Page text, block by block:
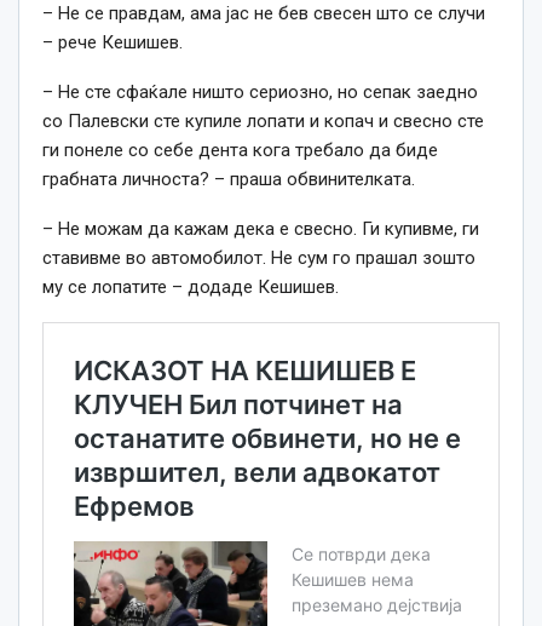
– Не се правдам, ама јас не бев свесен што се случи
– рече Кешишев.
– Не сте сфаќале ништо сериозно, но сепак заедно
со Палевски сте купиле лопати и копач и свесно сте
ги понеле со себе дента кога требало да биде
грабната личноста? – праша обвинителката.
– Не можам да кажам дека е свесно. Ги купивме, ги
ставивме во автомобилот. Не сум го прашал зошто
му се лопатите – додаде Кешишев.